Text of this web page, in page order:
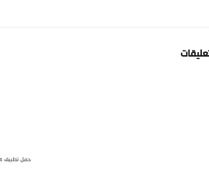
حمل تطبيق newspoots